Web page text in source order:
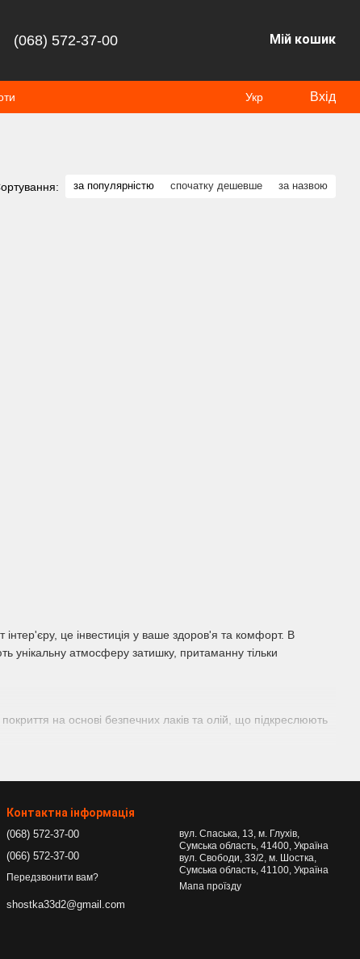
(068) 572-37-00 Мій кошик
Укр Вхід
за популярністю спочатку дешевше за назвою
це інвестиція у ваше здоров'я та комфорт. В
унікальну атмосферу затишку, притаманну тільки
на основі безпечних лаків та олій, що підкреслюють
та для дитячих кімнат.
Контактна інформація
(068) 572-37-00
(066) 572-37-00
Передзвонити вам?
shostka33d2@gmail.com
вул. Спаська, 13, м. Глухів,
Сумська область, 41400, Україна
вул. Свободи, 33/2, м. Шостка,
Сумська область, 41100, Україна
Мапа проїзду